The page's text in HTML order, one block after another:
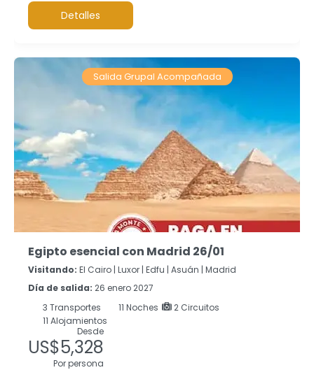
Detalles
Salida Grupal Acompañada
Egipto esencial con Madrid 26/01
Visitando: El Cairo | Luxor | Edfu | Asuán | Madrid
Día de salida: 26 enero 2027
3 Transportes 11 Noches
2 Circuitos
11 Alojamientos
Desde
US$5,328
Por persona